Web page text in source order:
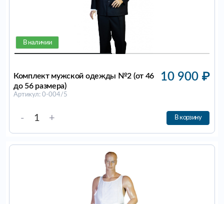
В наличии
Комплект мужской одежды №2 (от 46
до 56 размера)
Артикул: 0-004/5
10 900 ₽
- + В корзину